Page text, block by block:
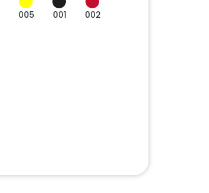
005 001 002